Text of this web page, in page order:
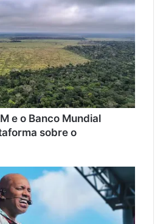
e o Banco Mundial
sobre o